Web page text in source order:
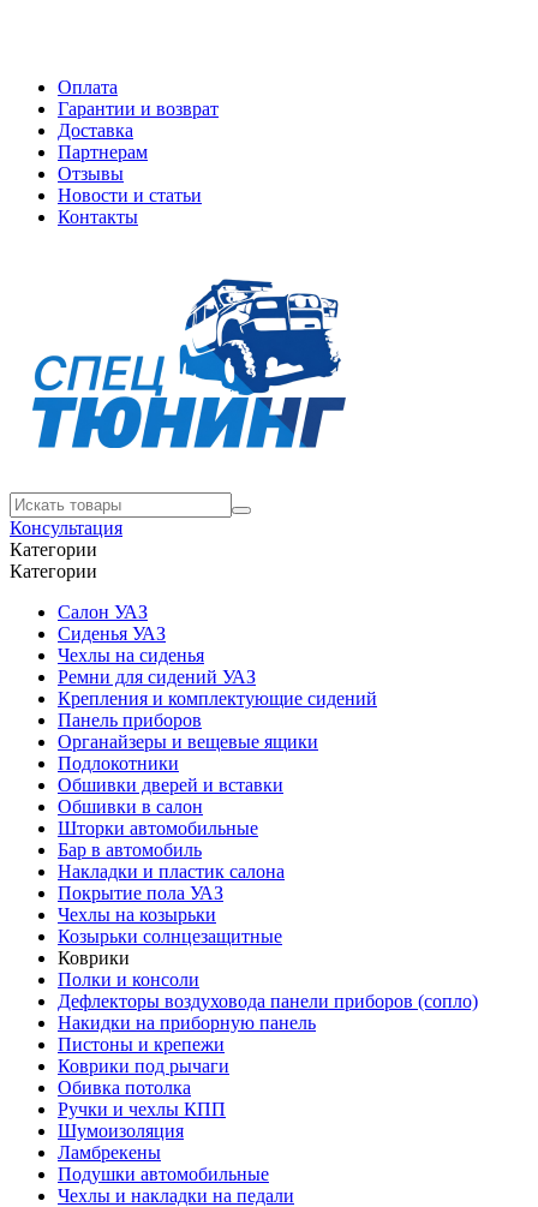
Оплата
Гарантии и возврат
Доставка
Партнерам
Отзывы
Новости и статьи
Контакты
Консультация
Категории
Категории
Салон УАЗ
Сиденья УАЗ
Чехлы на сиденья
Ремни для сидений УАЗ
Крепления и комплектующие сидений
Панель приборов
Органайзеры и вещевые ящики
Подлокотники
Обшивки дверей и вставки
Обшивки в салон
Шторки автомобильные
Бар в автомобиль
Накладки и пластик салона
Покрытие пола УАЗ
Чехлы на козырьки
Козырьки солнцезащитные
Коврики
Полки и консоли
Дефлекторы воздуховода панели приборов (сопло)
Накидки на приборную панель
Пистоны и крепежи
Коврики под рычаги
Обивка потолка
Ручки и чехлы КПП
Шумоизоляция
Ламбрекены
Подушки автомобильные
Чехлы и накладки на педали